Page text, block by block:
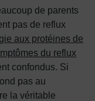
de parents
pas de reflux
aux protéines de
du reflux
confondus. Si
pas au
la véritable